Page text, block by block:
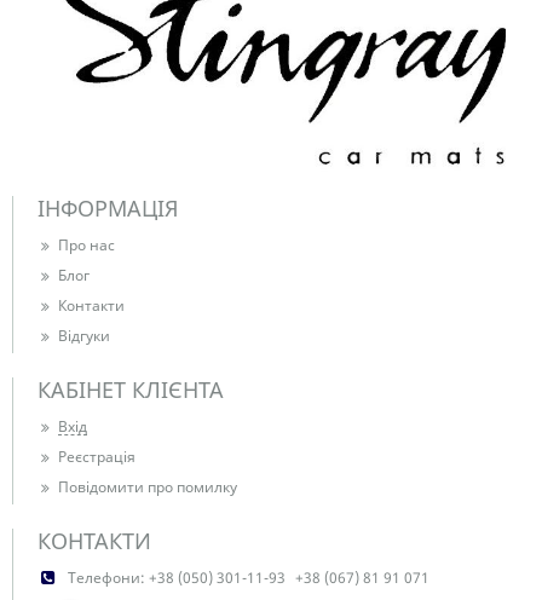
ІНФОРМАЦІЯ
Про нас
Блог
Контакти
Відгуки
КАБІНЕТ КЛІЄНТА
Вхід
Реєстрація
Повідомити про помилку
КОНТАКТИ
Телефони: +38 (050) 301-11-93 +38 (067) 81 91 071